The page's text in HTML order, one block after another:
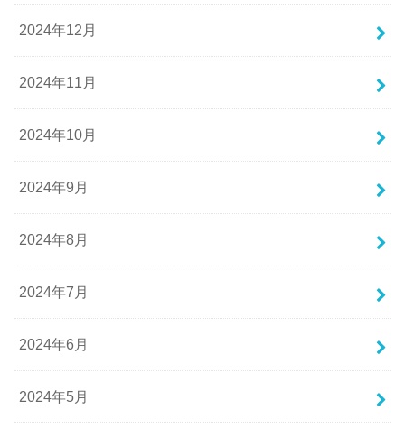
2024年12月
2024年11月
2024年10月
2024年9月
2024年8月
2024年7月
2024年6月
2024年5月